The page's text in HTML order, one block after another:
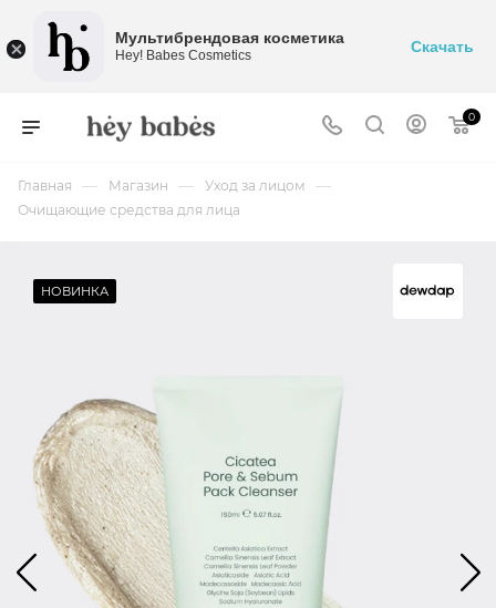
0
Главная — Магазин — Уход за лицом —
Очищающие средства для лица
НОВИНКА
Мультибрендовая косметика
Hey! Babes Cosmetics Скачать